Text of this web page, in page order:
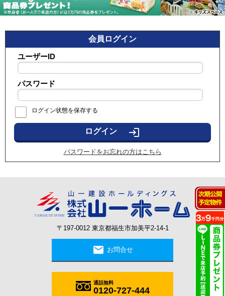
会員ログイン
ユーザーID
パスワード
ログイン状態を保存する
login
パスワードをお忘れの方はこちら
〒197-0012 東京都福生市加美平2-14-1
mail お問合せ
通話無料
0120-727-444